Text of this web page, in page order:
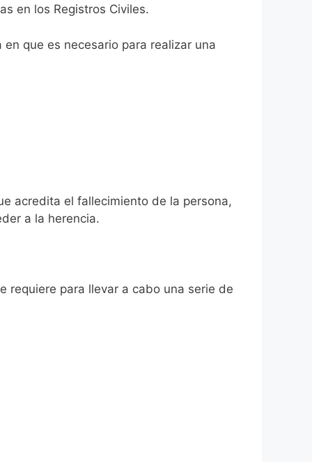
en los Registros Civiles.
que es necesario para realizar una
acredita el fallecimiento de la persona,
a la herencia.
requiere para llevar a cabo una serie de